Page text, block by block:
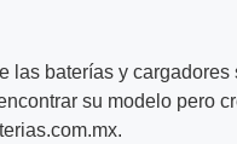
las baterías y
su modelo pero